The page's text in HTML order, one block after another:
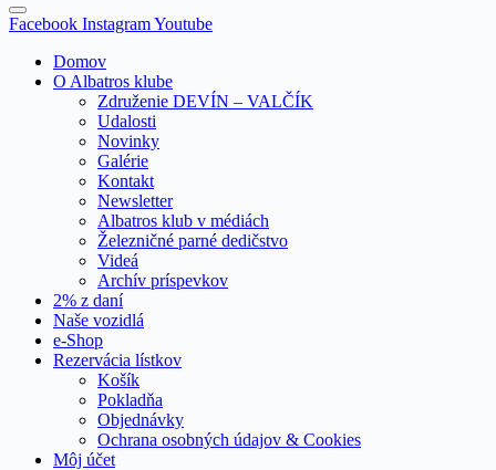
Facebook InstagramYoutube
Domov
O Albatros klube
Združenie DEVÍN – VALČÍK
Udalosti
Novinky
Galérie
Kontakt
Newsletter
Albatros klub v médiách
Železničné parné dedičstvo
Videá
Archív príspevkov
2% z daní
Naše vozidlá
e-Shop
Rezervácia lístkov
Košík
Pokladňa
Objednávky
Ochrana osobných údajov & Cookies
Môj účet